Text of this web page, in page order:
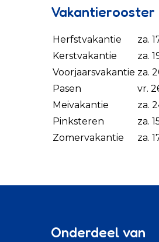
Herfstvakantie
za.
Kerstvakantie
za.
Voorjaarsvakantie za.
Pasen
vr.
Meivakantie
za.
Pinksteren
za.
Zomervakantie
za.
Onderdeel van